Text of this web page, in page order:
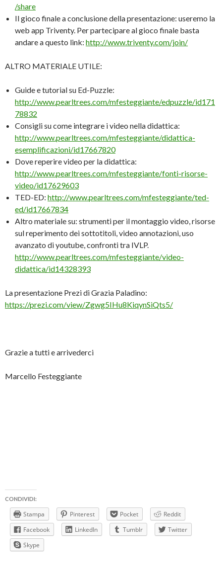
/share
Il gioco finale a conclusione della presentazione: useremo la
web app Triventy. Per partecipare al gioco finale basta
andare a questo link: http://www.triventy.com/join/
ALTRO MATERIALE UTILE:
Guide e tutorial su Ed-Puzzle:
http://www.pearltrees.com/mfesteggiante/edpuzzle/id171
78832
Consigli su come integrare i video nella didattica:
http://www.pearltrees.com/mfesteggiante/didattica-
esemplificazioni/id17667820
Dove reperire video per la didattica:
http://www.pearltrees.com/mfesteggiante/fonti-risorse-
video/id17629603
TED-ED: http://www.pearltrees.com/mfesteggiante/ted-
ed/id17667834
Altro materiale su: strumenti per il montaggio video, risorse
sul reperimento dei sottotitoli, video annotazioni, uso
avanzato di youtube, confronti tra IVLP.
http://www.pearltrees.com/mfesteggiante/video-
didattica/id14328393
La presentazione Prezi di Grazia Paladino:
https://prezi.com/view/Zgwg5IHu8KiqynSiQts5/
Grazie a tutti e arrivederci
Marcello Festeggiante
CONDIVIDI:
Stampa Pinterest Pocket
Reddit
Facebook
LinkedIn Tumblr
Twitter
Skype